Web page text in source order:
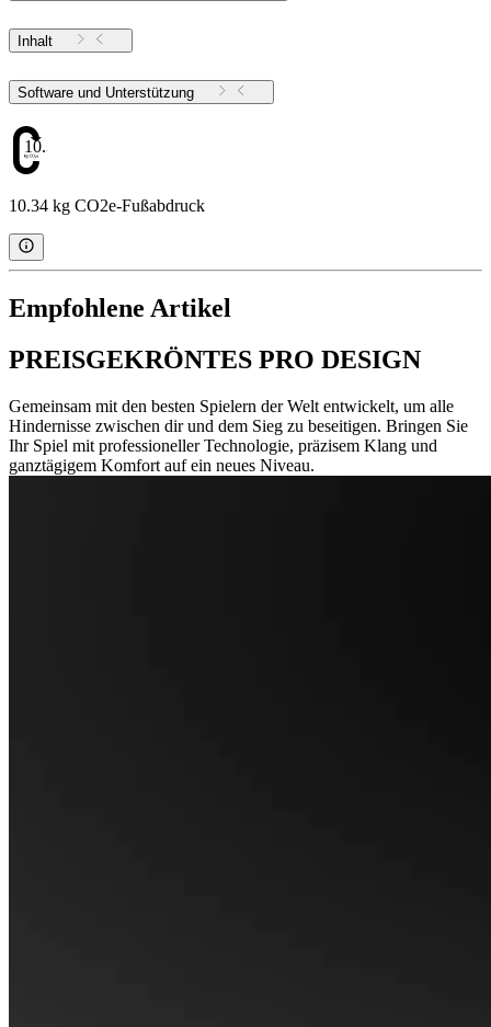
Inhalt
Software und Unterstützung
10.34
10.34 kg CO2e-Fußabdruck
Empfohlene Artikel
PREISGEKRÖNTES PRO DESIGN
Gemeinsam mit den besten Spielern der Welt entwickelt, um alle
Hindernisse zwischen dir und dem Sieg zu beseitigen. Bringen Sie
Ihr Spiel mit professioneller Technologie, präzisem Klang und
ganztägigem Komfort auf ein neues Niveau.